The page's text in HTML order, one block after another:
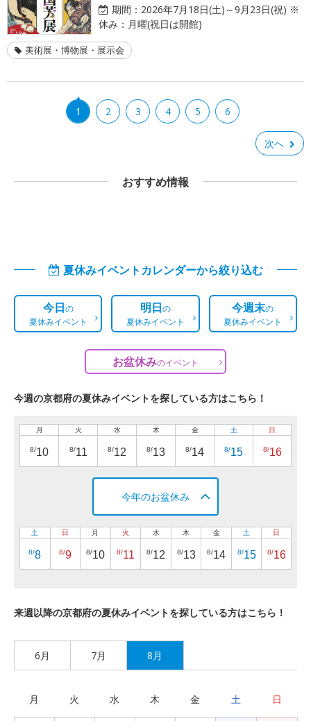
期間： 2026年7月18日(土)～9月23日(祝) ※
休み：月曜(祝日は開館)
美術展・博物展・展示会
1 2 3 4 5 6
次へ
おすすめ情報
夏休みイベントカレンダーから絞り込む
今日の
夏休みイベント
明日の
夏休みイベント
今週末の
夏休みイベント
お盆休みのイベント
今週の京都府の夏休みイベントを探している方はこちら！
月
8/10
火
8/11
水
8/12
木
8/13
金
8/14
土
8/15
日
8/16
今年のお盆休み
土
8/8
日
8/9
月
8/10
火
8/11
水
8/12
木
8/13
金
8/14
土
8/15
日
8/16
来週以降の京都府の夏休みイベントを探している方はこちら！
6月 7月 8月
月 火 水 木 金 土 日